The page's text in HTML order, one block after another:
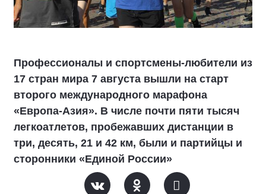
Профессионалы и спортсмены-любители из
17 стран мира 7 августа вышли на старт
второго международного марафона
«Европа-Азия». В числе почти пяти тысяч
легкоатлетов, пробежавших дистанции в
три, десять, 21 и 42 км, были и партийцы и
сторонники «Единой России»